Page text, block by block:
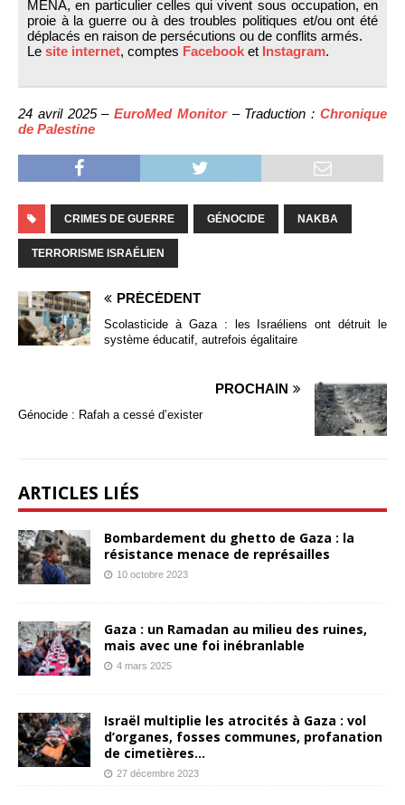
MENA, en particulier celles qui vivent sous occupation, en
proie à la guerre ou à des troubles politiques et/ou ont été
déplacés en raison de persécutions ou de conflits armés.
Le site internet, comptes Facebook et Instagram.
24 avril 2025 –EuroMed Monitor – Traduction :Chronique
de Palestine
CRIMES DE GUERRE GÉNOCIDE NAKBA
TERRORISME ISRAÉLIEN
PRÉCÉDENT
Scolasticide à Gaza : les Israéliens ont détruit le
système éducatif, autrefois égalitaire
PROCHAIN
Génocide : Rafah a cessé d’exister
ARTICLES LIÉS
Bombardement du ghetto de Gaza : la
résistance menace de représailles
10 octobre 2023
Gaza : un Ramadan au milieu des ruines,
mais avec une foi inébranlable
4 mars 2025
Israël multiplie les atrocités à Gaza : vol
d’organes, fosses communes, profanation
de cimetières…
27 décembre 2023